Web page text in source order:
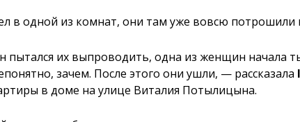
в одной из комнат, они там уже вовсю потрошили
пытался их выпроводить, одна из женщин начала
зачем. После этого они ушли, — рассказала
в доме на улице Виталия Потылицына.